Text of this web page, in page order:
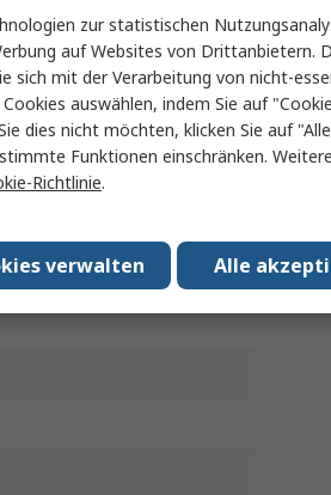
Schraubanschlussklemme
zur statistischen
auf Websites von Drittanbietern.
sich mit der Verarbeitung von nicht-
auswählen, indem Sie auf "Cookie
dies nicht möchten, klicken Sie auf "Alle
Funktionen einschränken. Weitere
Richtlinie.
Alle
verwalten